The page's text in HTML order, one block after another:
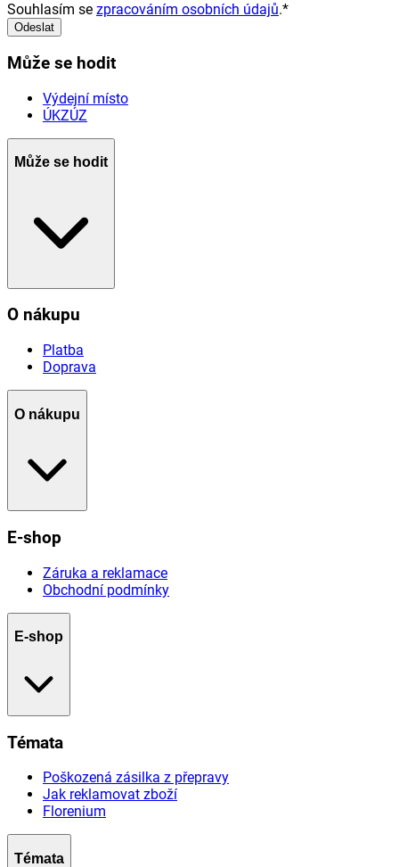
Souhlasím se zpracováním osobních údajů.*
Odeslat
Může se hodit
Výdejní místo
ÚKZÚZ
Může se hodit
O nákupu
Platba
Doprava
O nákupu
E-shop
Záruka a reklamace
Obchodní podmínky
E-shop
Témata
Poškozená zásilka z přepravy
Jak reklamovat zboží
Florenium
Témata